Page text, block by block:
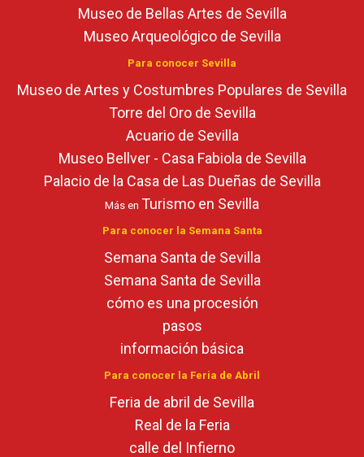
Museo de Bellas Artes de Sevilla
Museo Arqueológico de Sevilla
Para conocer Sevilla
Museo de Artes y Costumbres Populares de Sevilla
Torre del Oro de Sevilla
Acuario de Sevilla
Museo Bellver - Casa Fabiola de Sevilla
Palacio de la Casa de Las Dueñas de Sevilla
Más en Turismo en Sevilla
Para conocer la Semana Santa
Semana Santa de Sevilla
Semana Santa de Sevilla
cómo es una procesión
pasos
información básica
Para conocer la Feria de Abril
Feria de abril de Sevilla
Real de la Feria
calle del Infierno